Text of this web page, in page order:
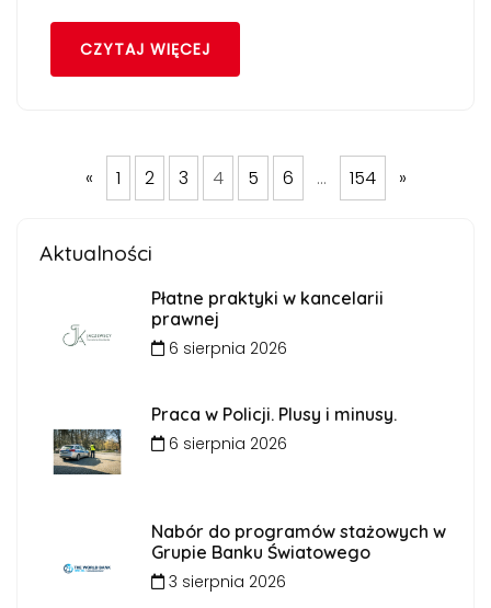
CZYTAJ WIĘCEJ
« 1 2 3 4 5 6 … 154 »
Aktualności
Płatne praktyki w kancelarii
prawnej
6 sierpnia 2026
Praca w Policji. Plusy i minusy.
6 sierpnia 2026
Nabór do programów stażowych w
Grupie Banku Światowego
3 sierpnia 2026